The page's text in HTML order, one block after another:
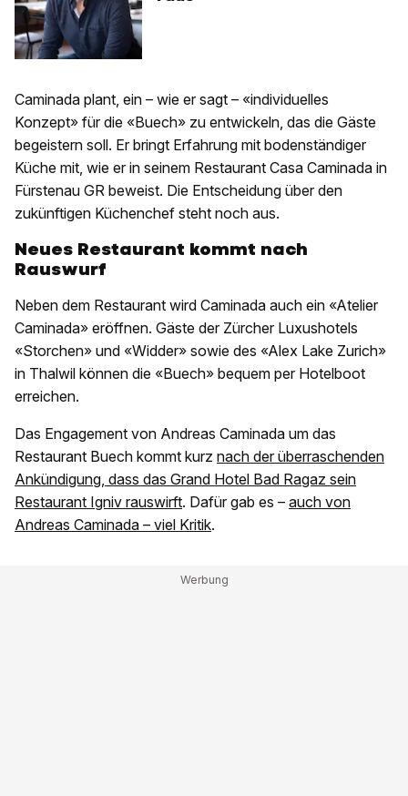
Caminada plant, ein – wie er sagt – «individuelles
Konzept» für die «Buech» zu entwickeln, das die Gäste
begeistern soll. Er bringt Erfahrung mit bodenständiger
Küche mit, wie er in seinem Restaurant Casa Caminada in
Fürstenau GR beweist. Die Entscheidung über den
zukünftigen Küchenchef steht noch aus.
Neues Restaurant kommt nach
Rauswurf
Neben dem Restaurant wird Caminada auch ein «Atelier
Caminada» eröffnen. Gäste der Zürcher Luxushotels
«Storchen» und «Widder» sowie des «Alex Lake Zurich»
in Thalwil können die «Buech» bequem per Hotelboot
erreichen.
Das Engagement von Andreas Caminada um das
Restaurant Buech kommt kurz nach der überraschenden
Ankündigung, dass das Grand Hotel Bad Ragaz sein
Restaurant Igniv rauswirft. Dafür gab es – auch von
Andreas Caminada – viel Kritik.